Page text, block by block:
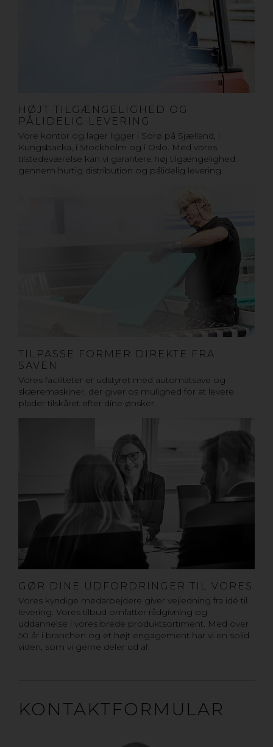
HØJT TILGÆNGELIGHED OG
PÅLIDELIG LEVERING
Vore kontor og lager ligger i Sorø på Sjælland, i
Kungsbacka, i Stockholm og i Oslo. Med vores
tilstedeværelse kan vi garantere høj tilgængelighed
gennem hurtig distribution og pålidelig levering.
TILPASSE FORMER DIREKTE FRA
SAVEN
Vores faciliteter er udstyret med automatsave og
skæremaskiner, der giver os mulighed for at levere
plader tilskåret efter dine ønsker.
GØR DINE UDFORDRINGER TIL VORES
Vores kyndige medarbejdere giver vejledning fra idé til
levering. Vores tilbud omfatter rådgivning og
uddannelse i vores brede produktsortiment. Med over
50 år i branchen og et højt engagement har vi en solid
viden, som vi gerne deler ud af.
KONTAKTFORMULAR